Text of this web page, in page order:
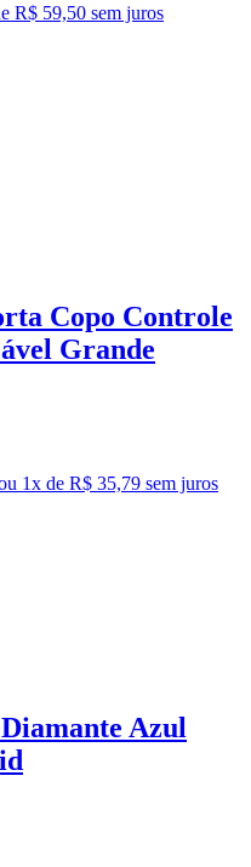
R$ 59,50 sem juros
Copo Controle
Grande
1x de R$ 35,79 sem juros
Azul